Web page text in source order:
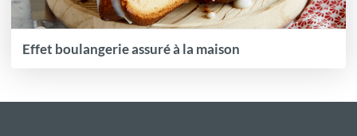
Effet boulangerie assuré à la maison